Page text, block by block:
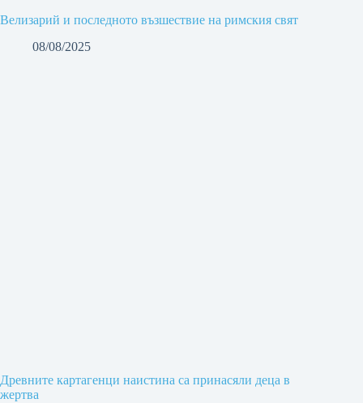
Велизарий и последното възшествие на римския свят
08/08/2025
Древните картагенци наистина са принасяли деца в
жертва